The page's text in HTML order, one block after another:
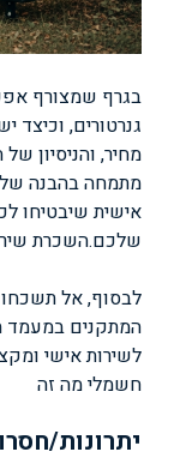
בגרף שמצורף
גנרטורים, וכיצד
מחיר, והניסיון
מתמחה בהבנה של
אישית שיבטיחו
שלכם.השכרת
לבסוף, אל
המתקנים במעמד
לשירות אישי
חשמלי מה זה
יתרונות/